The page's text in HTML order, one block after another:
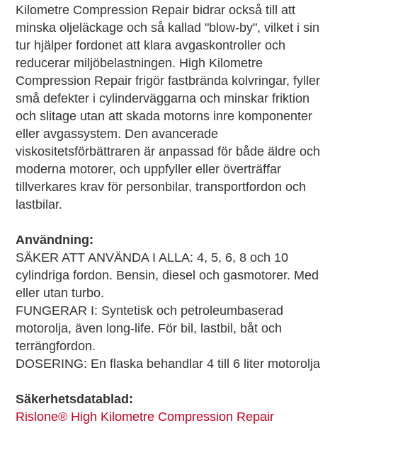
Kilometre Compression Repair bidrar också till att
minska oljeläckage och så kallad "blow-by", vilket i sin
tur hjälper fordonet att klara avgaskontroller och
reducerar miljöbelastningen. High Kilometre
Compression Repair frigör fastbrända kolvringar, fyller
små defekter i cylinderväggarna och minskar friktion
och slitage utan att skada motorns inre komponenter
eller avgassystem. Den avancerade
viskositetsförbättraren är anpassad för både äldre och
moderna motorer, och uppfyller eller överträffar
tillverkares krav för personbilar, transportfordon och
lastbilar.
Användning:
SÄKER ATT ANVÄNDA I ALLA: 4, 5, 6, 8 och 10
cylindriga fordon. Bensin, diesel och gasmotorer. Med
eller utan turbo.
FUNGERAR I: Syntetisk och petroleumbaserad
motorolja, även long-life. För bil, lastbil, båt och
terrängfordon.
DOSERING: En flaska behandlar 4 till 6 liter motorolja
Säkerhetsdatablad:
Rislone® High Kilometre Compression Repair